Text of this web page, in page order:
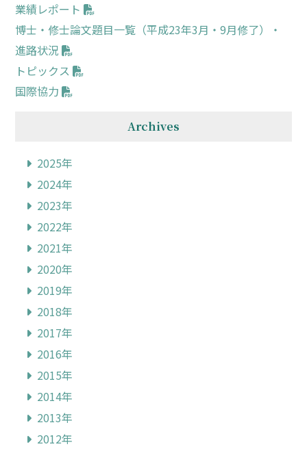
業績レポート
博士・修士論文題目一覧（平成23年3月・9月修了）・
進路状況
トピックス
国際協力
Archives
2025年
2024年
2023年
2022年
2021年
2020年
2019年
2018年
2017年
2016年
2015年
2014年
2013年
2012年